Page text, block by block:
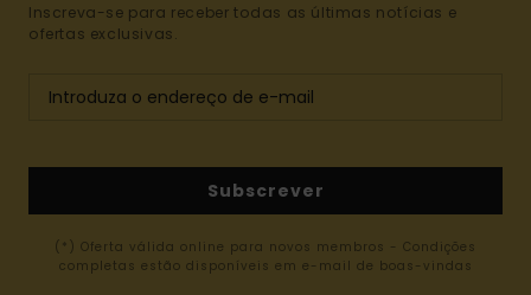
Inscreva-se para receber todas as últimas notícias e
ofertas exclusivas.
Subscrever
(*) Oferta válida online para novos membros - Condições
completas estão disponíveis em e-mail de boas-vindas